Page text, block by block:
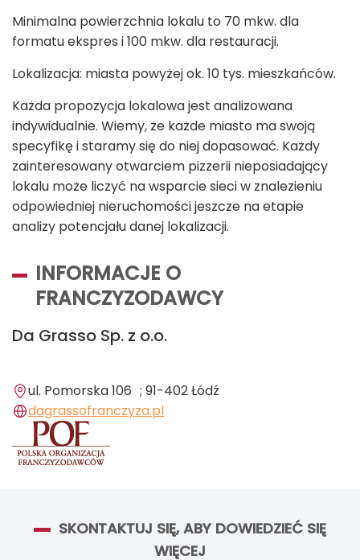
Minimalna powierzchnia lokalu to 70 mkw. dla
formatu ekspres i 100 mkw. dla restauracji.
Lokalizacja: miasta powyżej ok. 10 tys. mieszkańców.
Każda propozycja lokalowa jest analizowana
indywidualnie. Wiemy, że każde miasto ma swoją
specyfikę i staramy się do niej dopasować. Każdy
zainteresowany otwarciem pizzerii nieposiadający
lokalu może liczyć na wsparcie sieci w znalezieniu
odpowiedniej nieruchomości jeszcze na etapie
analizy potencjału danej lokalizacji.
INFORMACJE O
FRANCZYZODAWCY
Da Grasso Sp. z o.o.
ul. Pomorska 106 ; 91-402 Łódź
dagrassofranczyza.pl
SKONTAKTUJ SIĘ, ABY DOWIEDZIEĆ SIĘ
WIĘCEJ